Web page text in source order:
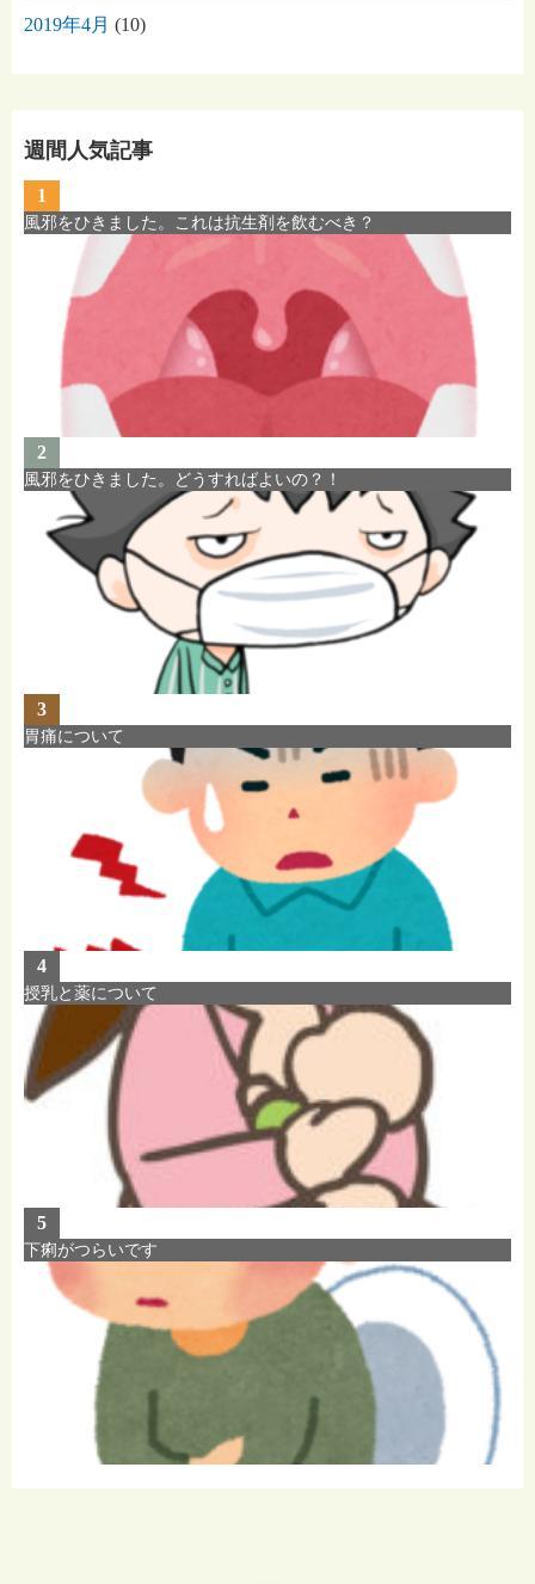
2019年4月 (10)
週間人気記事
1
風邪をひきました。これは抗生剤を飲むべき？
2
風邪をひきました。どうすればよいの？！
3
胃痛について
4
授乳と薬について
5
下痢がつらいです